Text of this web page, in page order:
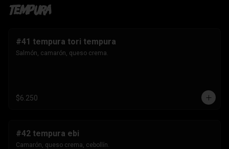
Tempura
#41 tempura tori tempura
Salmón, camarón, queso crema.
$6.250
#42 tempura ebi
Camarón, queso crema, cebollín.